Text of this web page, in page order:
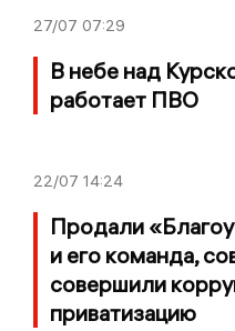
27/07 07:29
В небе над
работает ПВО
22/07 14:24
Продали
и его команда,
совершили
приватизацию